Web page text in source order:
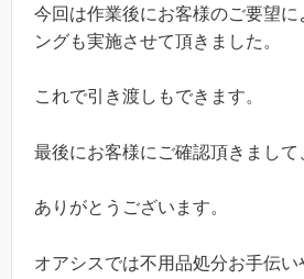
今回は作業後にお客様のご要望に
ングも実施させて頂きました。
これで引き渡しもできます。
最後にお客様にご確認頂きまして
ありがとうございます。
オアシスでは不用品処分お手伝